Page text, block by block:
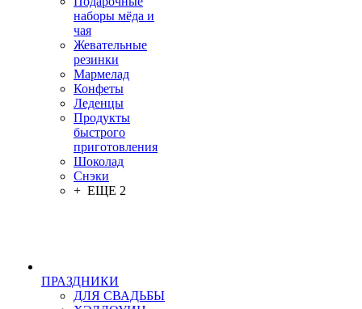
наборы мёда и
чая
Жевательные
резинки
Мармелад
Конфеты
Леденцы
Продукты
быстрого
приготовления
Шоколад
Снэки
+ ЕЩЕ 2
ПРАЗДНИКИ
ДЛЯ СВАДЬБЫ